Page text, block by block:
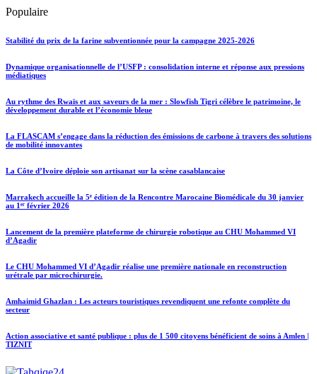
Populaire
Stabilité du prix de la farine subventionnée pour la campagne 2025-2026
Dynamique organisationnelle de l’USFP : consolidation interne et réponse aux pressions
médiatiques
Au rythme des Rwaïs et aux saveurs de la mer : Slowfish Tigri célèbre le patrimoine, le
développement durable et l’économie bleue
La FLASCAM s’engage dans la réduction des émissions de carbone à travers des solutions
de mobilité innovantes
La Côte d’Ivoire déploie son artisanat sur la scène casablancaise
Marrakech accueille la 5ᵉ édition de la Rencontre Marocaine Biomédicale du 30 janvier
au 1ᵉʳ février 2026
Lancement de la première plateforme de chirurgie robotique au CHU Mohammed VI
d’Agadir
Le CHU Mohammed VI d’Agadir réalise une première nationale en reconstruction
urétrale par microchirurgie.
Amhaimid Ghazlan : Les acteurs touristiques revendiquent une refonte complète du
secteur
Action associative et santé publique : plus de 1 500 citoyens bénéficient de soins à Amlen |
TIZNIT